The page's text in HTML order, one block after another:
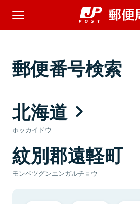
郵便番号検索
北海道
ホッカイドウ
紋別郡遠軽町
モンベツグンエンガルチョウ